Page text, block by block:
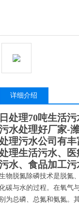
详细介绍
日处理70吨生活
水处理好厂家-
理污水公司有
理生活污水、
水、食品加工
物脱氮除磷技术是脱氮
碳与水的过程。在氧气
为总磷、总氮和氨氮。